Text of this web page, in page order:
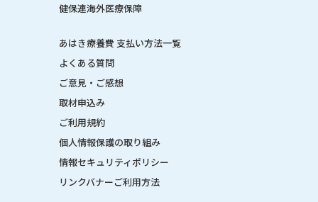
健保連海外医療保障
あはき療養費 支払い方法一覧
よくある質問
ご意見・ご感想
取材申込み
ご利用規約
個人情報保護の取り組み
情報セキュリティポリシー
リンクバナーご利用方法